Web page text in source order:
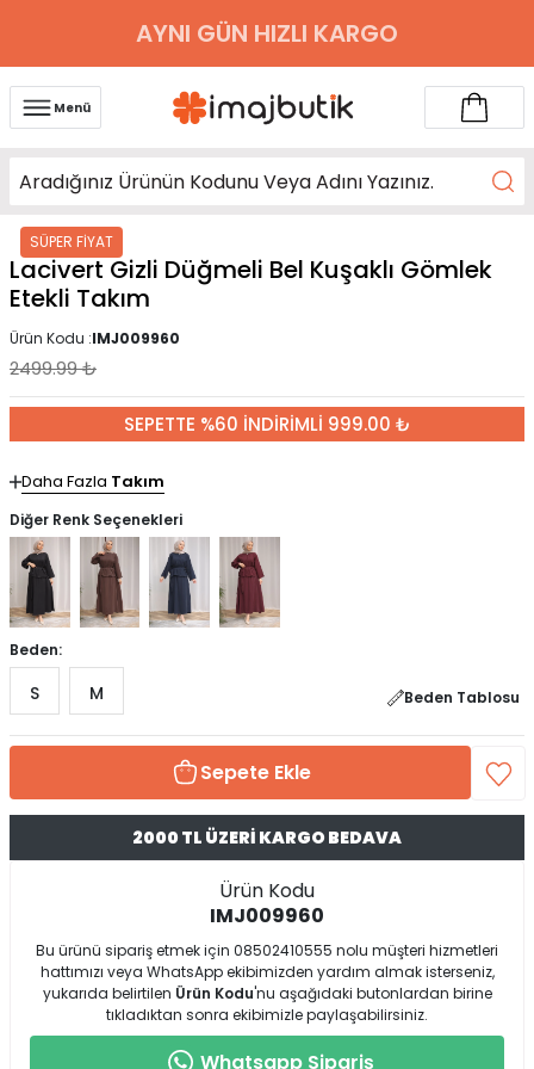
AYNI GÜN HIZLI KARGO
Menü
SÜPER FİYAT
Lacivert Gizli Düğmeli Bel Kuşaklı Gömlek
Etekli Takım
Ürün Kodu :IMJ009960
2499.99₺
SEPETTE %60 İNDİRİMLİ 999.00 ₺
Daha Fazla Takım
Diğer Renk Seçenekleri
Beden:
S M Beden Tablosu
Sepete Ekle
2000 TL ÜZERİ KARGO BEDAVA
Ürün Kodu
IMJ009960
Bu ürünü sipariş etmek için 08502410555 nolu müşteri hizmetleri
hattımızı veya WhatsApp ekibimizden yardım almak isterseniz,
yukarıda belirtilen Ürün Kodu'nu aşağıdaki butonlardan birine
tıkladıktan sonra ekibimizle paylaşabilirsiniz.
Whatsapp Sipariş